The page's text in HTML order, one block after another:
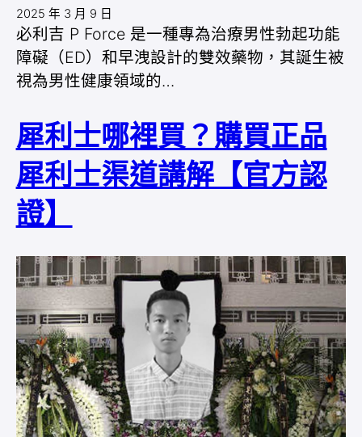
2025 年 3 月 9 日
必利吉 P Force 是一種專為治療男性勃起功能
障礙（ED）和早洩設計的雙效藥物，其誕生被
視為男性健康領域的…
犀利士哪裡買？購買正品
犀利士渠道講解【官方認
證】